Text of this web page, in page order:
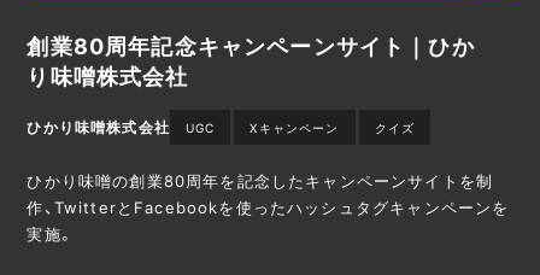
創業80周年記念キャンペーンサイト｜ひか
り味噌株式会社
ひかり味噌株式会社 UGC Xキャンペーン クイズ
ひかり味噌の創業80周年を記念したキャンペーンサイトを制
作、TwitterとFacebookを使ったハッシュタグキャンペーンを
実施。